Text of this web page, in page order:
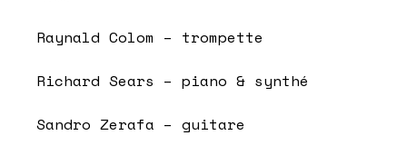
Raynald Colom – trompette
Richard Sears – piano & synthé
Sandro Zerafa – guitare